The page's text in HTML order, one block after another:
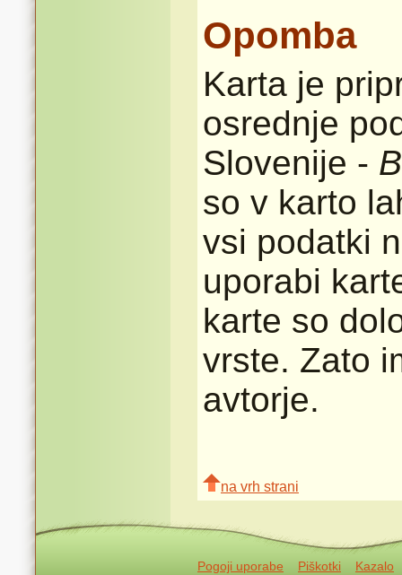
Opomba
Karta je
osrednje
Slovenije -
so v karto
vsi podatki
uporabi
karte so
vrste. Zato
avtorje.
na vrh strani
Pogoji uporabe Piškotki Kazalo